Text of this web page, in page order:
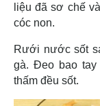
liệu đã sơ chế
cóc non.
Rưới nước sốt
gà. Đeo bao tay
thấm đều sốt.